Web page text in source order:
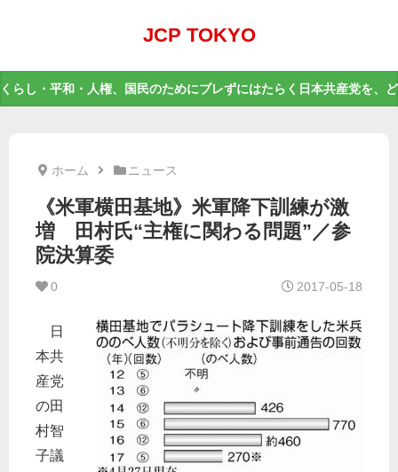
JCP TOKYO
くらし・平和・人権、国民のためにブレずにはたらく日本共産党を、
ホーム ニュース
《米軍横田基地》米軍降下訓練が激
増 田村氏“主権に関わる問題”／参
院決算委
0 2017-05-18
日
本共
産党
の田
村智
子議